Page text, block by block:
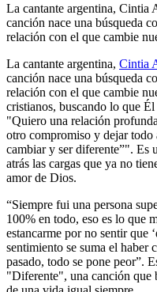
La cantante argentina, Cintia
canción nace una búsqueda
relación con el que cambie
La cantante argentina, Cintia
canción nace una búsqueda
relación con el que cambie
cristianos, buscando lo que
"Quiero una relación
otro compromiso y dejar todo
cambiar y ser diferente”". Es
atrás las cargas que ya no
amor de Dios.
“Siempre fui una persona
100% en todo, eso es lo que
estancarme por no sentir que
sentimiento se suma el haber
pasado, todo se pone peor”.
"Diferente", una canción que